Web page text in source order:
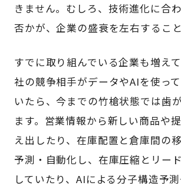
きません。むしろ、技術進化に合
否かが、企業の盛衰を左右すること
すでに取り組んでいる企業も増え
社の競争相手がデータやAIを使っ
いたら、今までの竹槍状態では歯
ます。営業情報から新しい商品や
え出したり、在庫配置と倉庫間の
予測・自動化し、在庫圧縮とリー
していたり、AIによる分子構造予